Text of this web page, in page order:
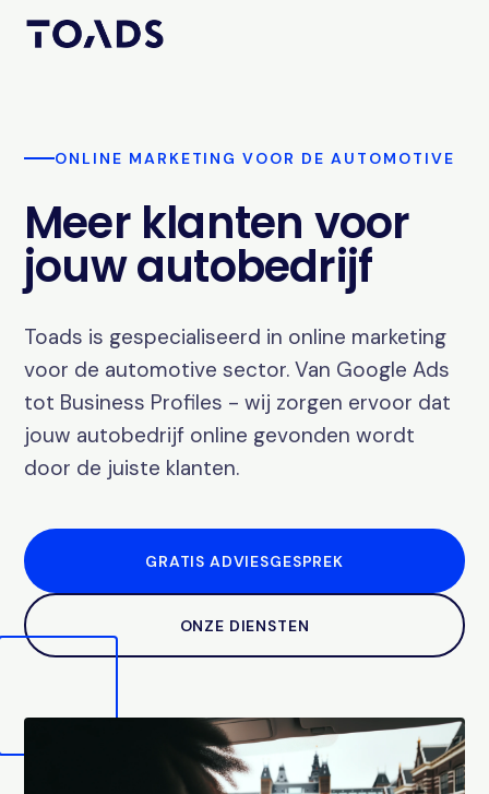
ONLINE MARKETING VOOR DE AUTOMOTIVE
Meer klanten voor
jouw autobedrijf
Toads is gespecialiseerd in online marketing
voor de automotive sector. Van Google Ads
tot Business Profiles - wij zorgen ervoor dat
jouw autobedrijf online gevonden wordt
door de juiste klanten.
GRATIS ADVIESGESPREK
ONZE DIENSTEN